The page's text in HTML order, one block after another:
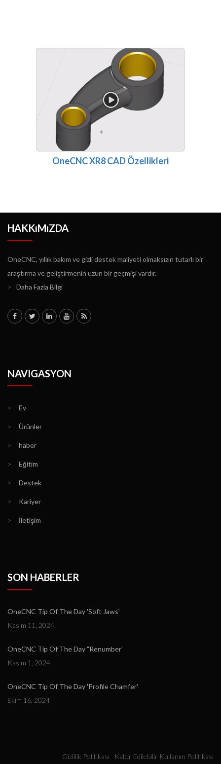
OneCNC XR8 CAD Özellikleri
HAKKıMıZDA
OneCNC, yıllık bakım ve gizli destek maliyeti olmaksızın tutarlı bir
araştırma ve geliştirmenin uzun bir geçmişi vardır.
>
Daha Fazla Bilgi
NAVIGASYON
> Ev
> Ürünler
> haber
> Eğitim
> Destek
> Kariyer
> İletişim
SON HABERLER
OneCNC Tip Of The Day 'Soft Jaws'
Kasım 11, 2024
OneCNC Tip Of The Day "Renumber'
Kasım 1, 2024
OneCNC Tip Of The Day 'Profile Chamfer'
Ekim 16, 2024
Gizlilik Politikası
Kabul Edilebilir Kullanım Politikası